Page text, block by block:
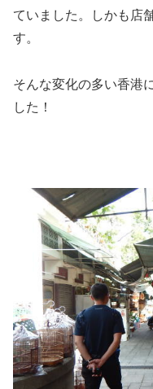
ていました。しかも店
す。
そんな変化の多い香港
した！